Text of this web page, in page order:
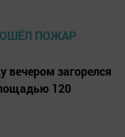
вечером загорелся
120